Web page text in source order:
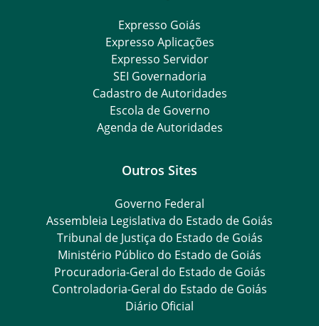
Expresso Goiás
Expresso Aplicações
Expresso Servidor
SEI Governadoria
Cadastro de Autoridades
Escola de Governo
Agenda de Autoridades
Outros Sites
Governo Federal
Assembleia Legislativa do Estado de Goiás
Tribunal de Justiça do Estado de Goiás
Ministério Público do Estado de Goiás
Procuradoria-Geral do Estado de Goiás
Controladoria-Geral do Estado de Goiás
Diário Oficial